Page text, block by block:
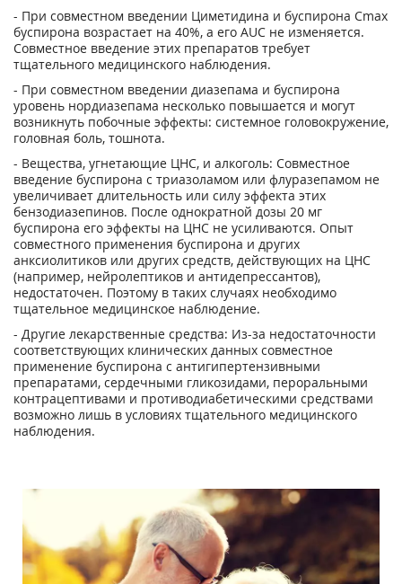
- При совместном введении Циметидина и буспирона Сmах
буспирона возрастает на 40%, а его AUC не изменяется.
Совместное введение этих препаратов требует
тщательного медицинского наблюдения.
- При совместном введении диазепама и буспирона
уровень нордиазепама несколько повышается и могут
возникнуть побочные эффекты: системное головокружение,
головная боль, тошнота.
- Вещества, угнетающие ЦНС, и алкоголь: Совместное
введение буспирона с триазоламом или флуразепамом не
увеличивает длительность или силу эффекта этих
бензодиазепинов. После однократной дозы 20 мг
буспирона его эффекты на ЦНС не усиливаются. Опыт
совместного применения буспирона и других
анксиолитиков или других средств, действующих на ЦНС
(например, нейролептиков и антидепрессантов),
недостаточен. Поэтому в таких случаях необходимо
тщательное медицинское наблюдение.
- Другие лекарственные средства: Из-за недостаточности
соответствующих клинических данных совместное
применение буспирона с антигипертензивными
препаратами, сердечными гликозидами, пероральными
контрацептивами и противодиабетическими средствами
возможно лишь в условиях тщательного медицинского
наблюдения.